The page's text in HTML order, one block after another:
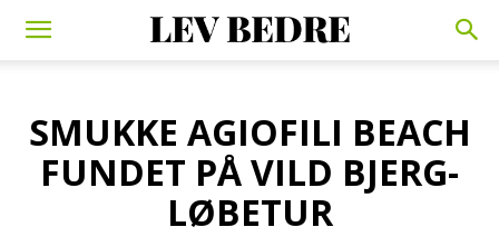
SMUKKE AGIOFILI BEACH
FUNDET PÅ VILD BJERG-
LØBETUR